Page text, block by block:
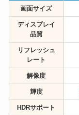
画面サイズ
ディスプレイ
品質
リフレッシュ
レート
解像度
輝度
HDRサポート